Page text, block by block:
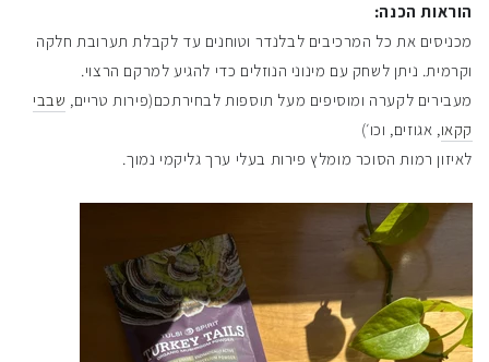
הוראות הכנה:
מכניסים את כל המרכיבים לבלנדר וטוחנים עד לקבלת תערובת חלקה
וקרמית. ניתן לשחק עם מינוני הנוזלים כדי להגיע למרקם הרצוי.
מעבירים לקערה ומוסיפים מעל תוספות לבחירתכם(פירות טריים, שבבי
קקאו, אגוזים, וכו׳)
לאיזון רמות הסוכר מומלץ פירות בעלי ערך גליקמי נמוך.